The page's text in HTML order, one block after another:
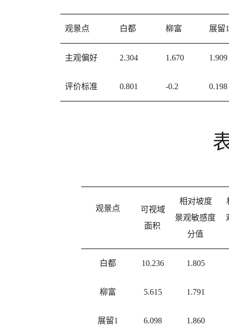
观景点 白都 柳富 展留1
主观偏好 2.304 1.670 1.909
评价标准 0.801 -0.2 0.198
观景点
可视域
面积
相对坡度
景观敏感度
分值
白都 10.236 1.805
柳富 5.615 1.791
展留1 6.098 1.860